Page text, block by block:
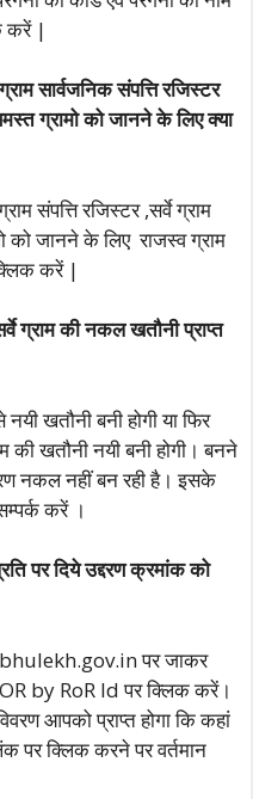
करें |
सार्वजनिक संपत्ति रजिस्टर
ग्रामो को जानने के लिए क्या
संपत्ति रजिस्टर ,सर्वे ग्राम
जानने के लिए राजस्व ग्राम
करें |
ग्राम की नकल खतौनी प्राप्त
नयी खतौनी बनी होगी या फिर
की खतौनी नयी बनी होगी। बनने
नकल नहीं बन रही है। इसके
करें ।
पर दिये उद्दरण क्रमांक को
पर जाकर
by RoR Id पर क्लिक करें।
आपको प्राप्त होगा कि कहां
पर क्लिक करने पर वर्तमान